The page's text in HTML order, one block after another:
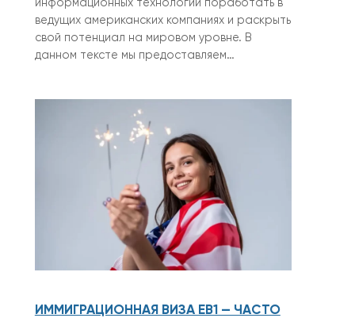
информационных технологий поработать в
ведущих американских компаниях и раскрыть
свой потенциал на мировом уровне. В
данном тексте мы предоставляем…
ИММИГРАЦИОННАЯ ВИЗА ЕВ1 — ЧАСТО